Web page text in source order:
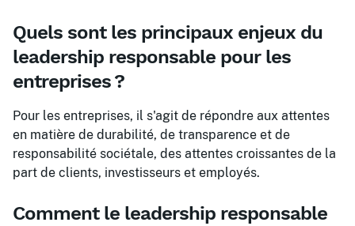
Quels sont les principaux enjeux du
leadership responsable pour les
entreprises ?
Pour les entreprises, il s'agit de répondre aux attentes
en matière de durabilité, de transparence et de
responsabilité sociétale, des attentes croissantes de la
part de clients, investisseurs et employés.
Comment le leadership responsable